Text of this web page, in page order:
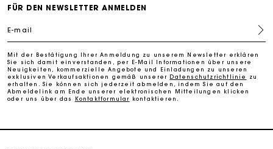
die Stärke von Maje: Frauen befähigen, zu tun was sie wollen
und zu sein wer sie möchten. Damit sie sich Gehör verschaffen
Die Maje-Geschenkkarte: Die beste Möglichkeit, das
perfekte Geschenk zu machen
Kostenlose Lieferung innerhalb von 2-3 Tagen
PayPal - Bezahlung nach 30 Tagen
FÜR DEN NEWSLETTER ANMELDEN
E-mail
Mit der Bestätigung Ihrer Anmeldung zu unserem Newsletter erklären
Sie sich damit einverstanden, per E-Mail Informationen über unsere
Neuigkeiten, kommerzielle Angebote und Einladungen zu unseren
exklusiven Verkaufsaktionen gemäß unserer Datenschutzrichtlinie
zu
erhalten. Sie können sich jederzeit abmelden, indem Sie auf den
Abmeldelink am Ende unserer elektronischen Mitteilungen klicken
oder uns über das
Kontaktformular kontaktieren.